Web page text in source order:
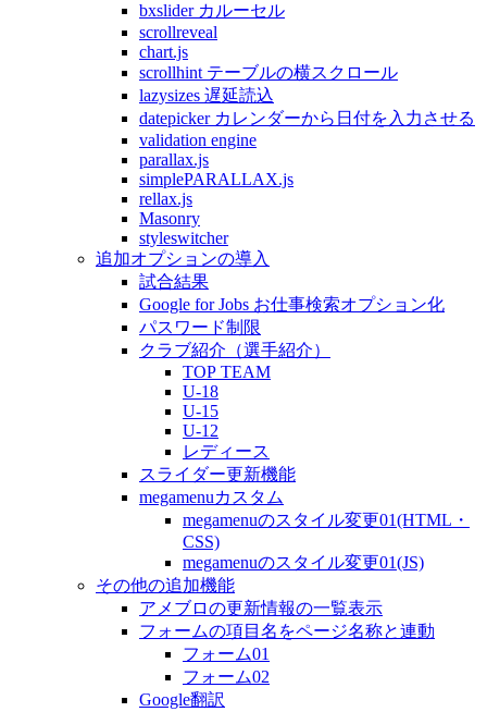
bxslider カルーセル
scrollreveal
chart.js
scrollhint テーブルの横スクロール
lazysizes 遅延読込
datepicker カレンダーから日付を入力させる
validation engine
parallax.js
simplePARALLAX.js
rellax.js
Masonry
styleswitcher
追加オプションの導入
試合結果
Google for Jobs お仕事検索オプション化
パスワード制限
クラブ紹介（選手紹介）
TOP TEAM
U-18
U-15
U-12
レディース
スライダー更新機能
megamenuカスタム
megamenuのスタイル変更01(HTML・
CSS)
megamenuのスタイル変更01(JS)
その他の追加機能
アメブロの更新情報の一覧表示
フォームの項目名をページ名称と連動
フォーム01
フォーム02
Google翻訳